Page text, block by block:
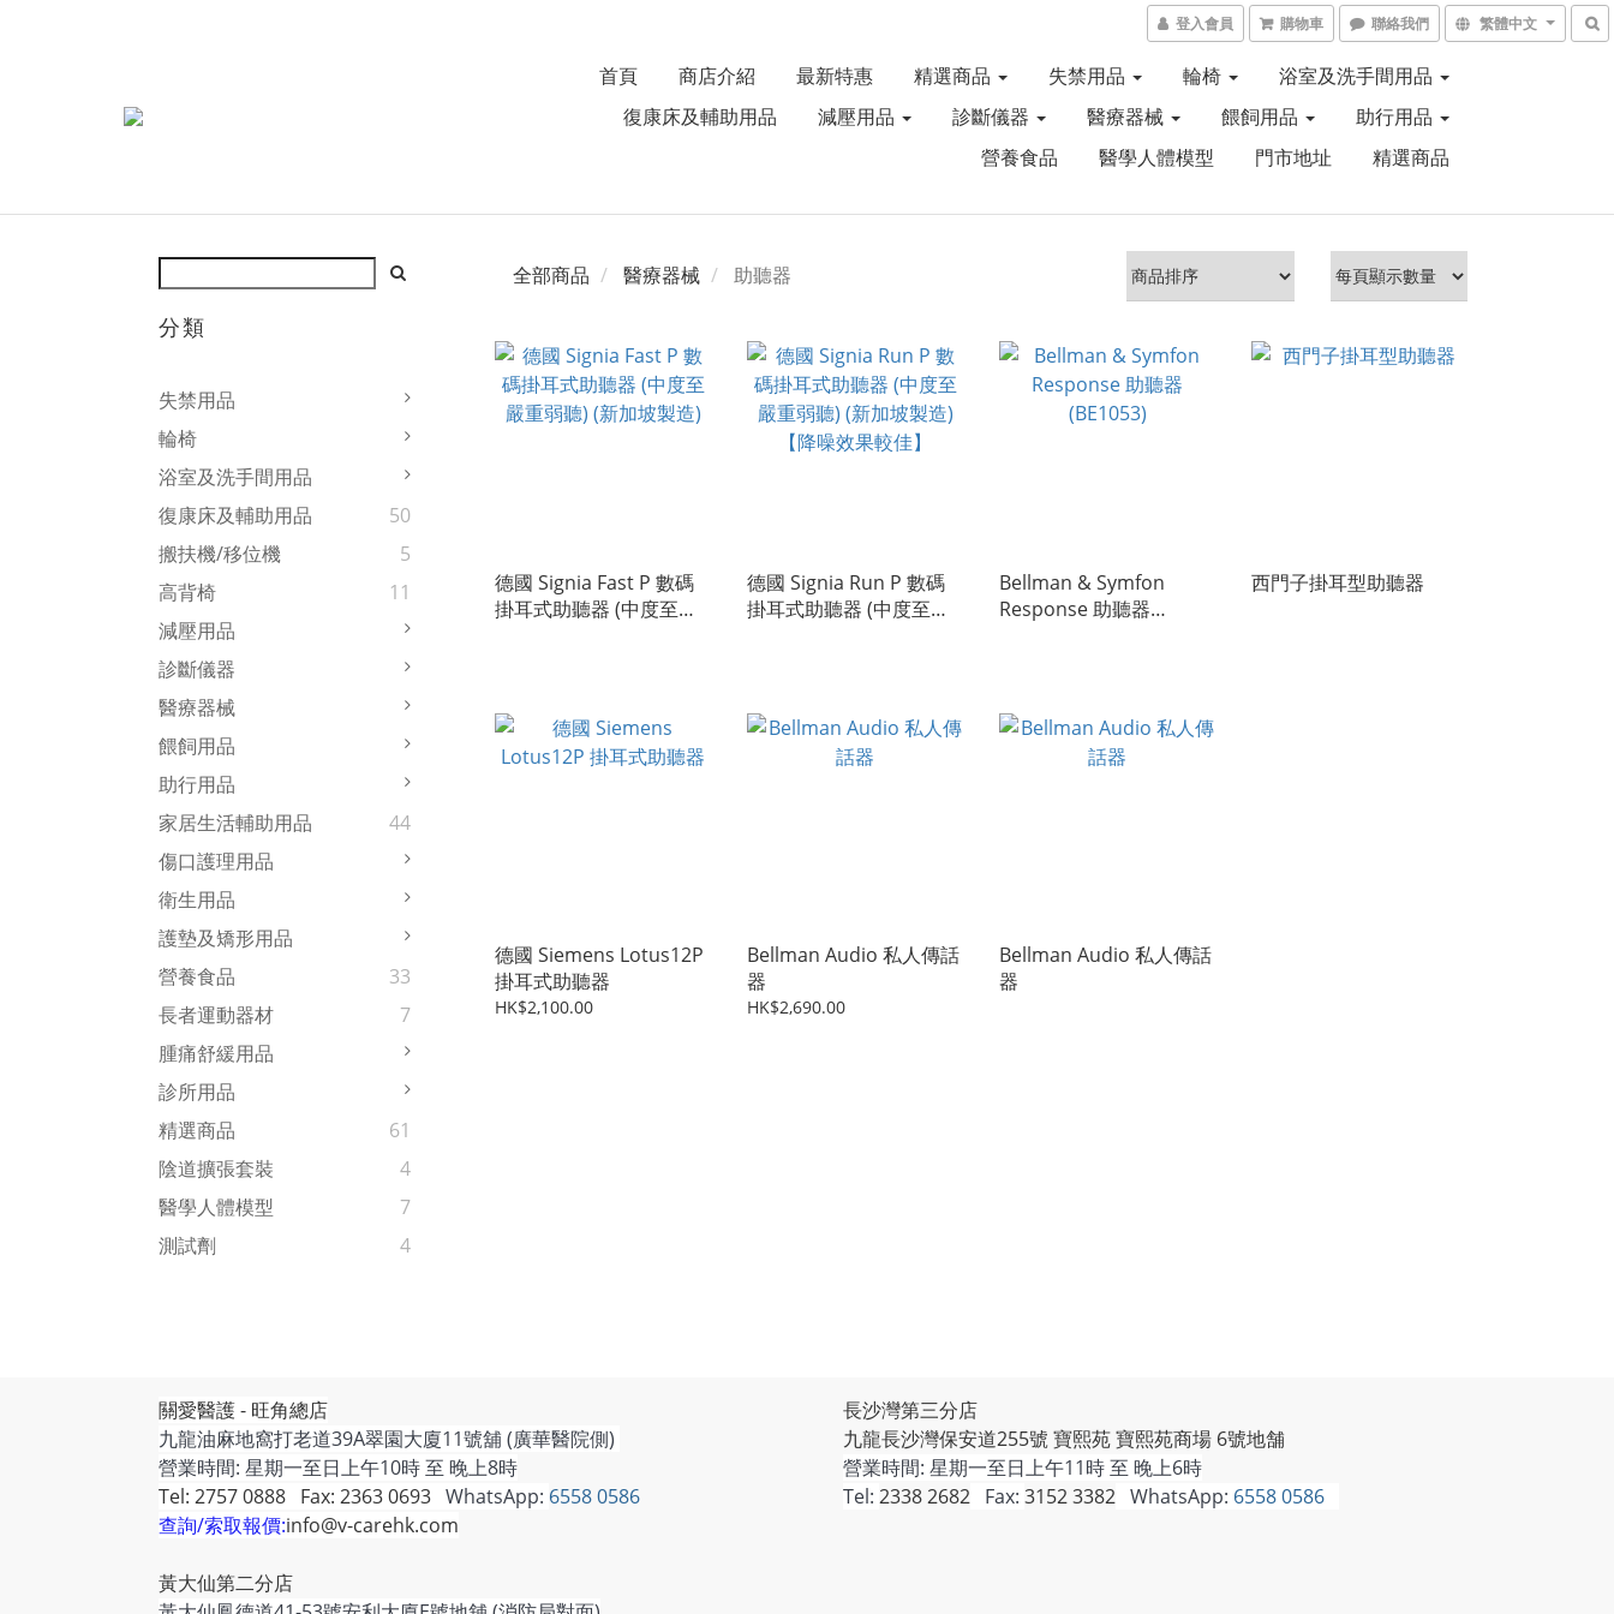
登入會員 購物車 聯絡我們 繁體中文
首頁 商店介紹 最新特惠 精選商品 失禁用品 輪椅
浴室及洗手間用品
復康床及輔助用品
減壓用品 診斷儀器 醫療器械 餵飼用品
助行用品
營養食品
醫學人體模型 門市地址 精選商品
分類
失禁用品
輪椅
浴室及洗手間用品
復康床及輔助用品
50
搬扶機/移位機
5
高背椅
11
減壓用品
診斷儀器
醫療器械
餵飼用品
助行用品
家居生活輔助用品
44
傷口護理用品
衛生用品
護墊及矯形用品
營養食品
33
長者運動器材
7
腫痛舒緩用品
診所用品
精選商品
61
陰道擴張套裝
4
醫學人體模型
7
測試劑
4
全部商品 醫療器械 助聽器
德國 Signia Fast P 數碼
掛耳式助聽器 (中度至嚴
德國 Signia Run P 數碼
掛耳式助聽器 (中度至嚴
Bellman & Symfon
Response 助聽器
西門子掛耳型助聽器
德國 Siemens Lotus12P
掛耳式助聽器
HK$2,100.00
Bellman Audio 私人傳話
器
HK$2,690.00
Bellman Audio 私人傳話
器
關愛醫護 - 旺角總店
九龍油麻地窩打老道39A翠園大廈11號舖 (廣華醫院側)
營業時間: 星期一至日上午10時 至 晚上8時
Tel: 2757 0888 Fax: 2363 0693 WhatsApp: 6558 0586
查詢/索取報價:info@v-carehk.com
黃大仙第二分店
長沙灣第三分店
九龍長沙灣保安道255號 寶熙苑 寶熙苑商場 6號地舗
營業時間: 星期一至日上午11時 至 晚上6時
Tel: 2338 2682 Fax: 3152 3382 WhatsApp: 6558 0586